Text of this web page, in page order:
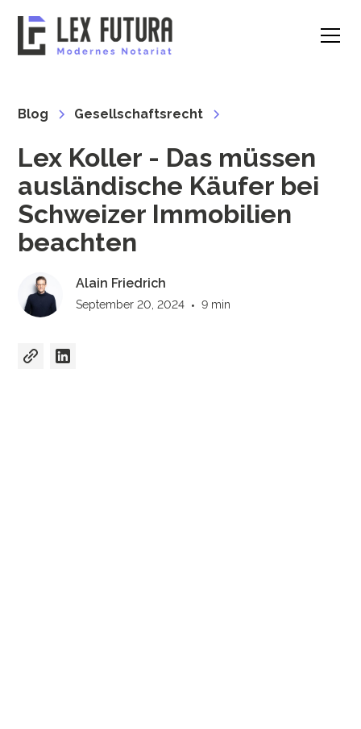
Blog Gesellschaftsrecht
Lex Koller - Das müssen
ausländische Käufer bei
Schweizer Immobilien
beachten
Alain Friedrich
September 20, 2024 • 9 min